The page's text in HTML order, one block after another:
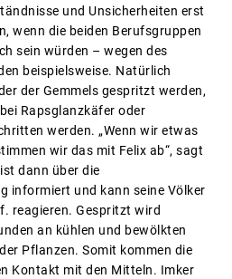
und Unsicherheiten erst
wenn die beiden Berufsgruppen
sein würden – wegen des
beispielsweise. Natürlich
der Gemmels gespritzt werden,
Rapsglanzkäfer oder
werden. „Wenn wir etwas
wir das mit Felix ab“, sagt
dann über die
informiert und kann seine Völker
reagieren. Gespritzt wird
an kühlen und bewölkten
Pflanzen. Somit kommen die
Kontakt mit den Mitteln. Imker